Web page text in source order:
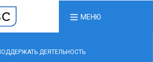
МЕНЮ
ДЕЯТЕЛЬНОСТЬ